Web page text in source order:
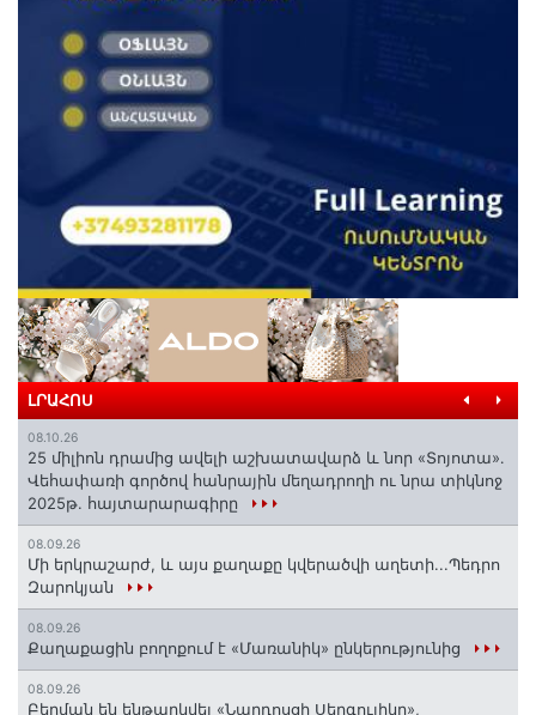
ԼՐԱՀՈՍ
08.10.26
25 միլիոն դրամից ավելի աշխատավարձ և նոր «Տոյոտա»․
Վեհափառի գործով հանրային մեղադրողի ու նրա տիկնոջ
2025թ. հայտարարագիրը
08.09.26
Մի երկրաշարժ, և այս քաղաքը կվերածվի աղետի...Պեդրո
Զարոկյան
08.09.26
Քաղաքացին բողոքում է «Մառանիկ» ընկերությունից
08.09.26
Բերման են ենթարկվել «Նարդոսցի Սերգուլիկը»,